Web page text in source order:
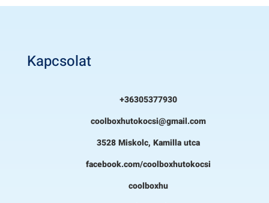
Kapcsolat
+36305377930
coolboxhutokocsi@gmail.com
3528 Miskolc, Kamilla utca
facebook.com/coolboxhutokocsi
coolboxhu